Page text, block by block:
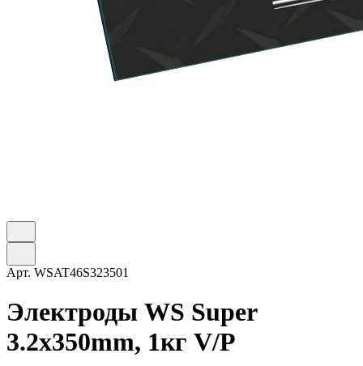
Арт. WSAT46S323501
Электроды WS Super
3.2х350mm, 1кг V/P